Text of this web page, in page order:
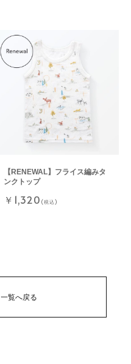
【RENEWAL】フライス編みタ
ンクトップ
￥1,320 (税込)
一覧へ戻る